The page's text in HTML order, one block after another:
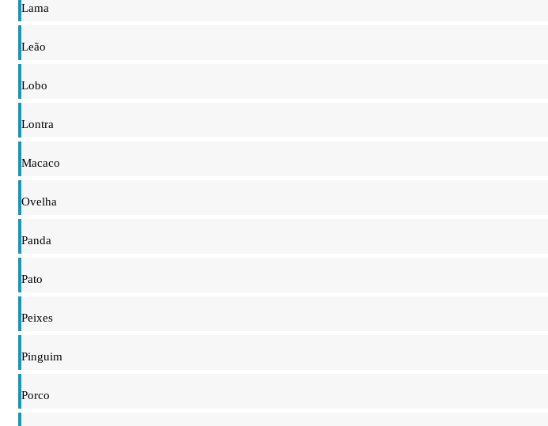
Lama
Leão
Lobo
Lontra
Macaco
Ovelha
Panda
Pato
Peixes
Pinguim
Porco